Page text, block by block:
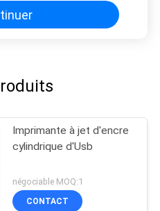
Imprimante à jet d'encre
cylindrique d'Usb
négociable MOQ:1
CONTACT